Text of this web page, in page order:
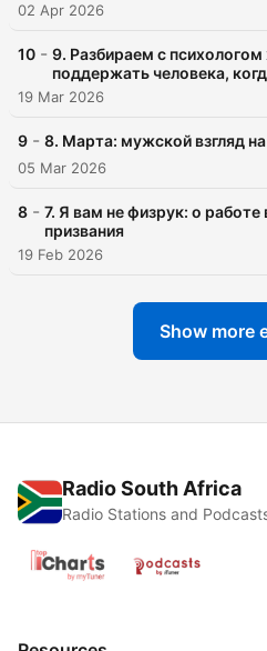
02 Apr 2026
10 - 9. Разбираем с психологом
поддержать человека,
19 Mar 2026
9 - 8. Марта: мужской взгляд
05 Mar 2026
8 - 7. Я вам не физрук: о
призвания
19 Feb 2026
Show more
Radio South Africa
Radio Stations and